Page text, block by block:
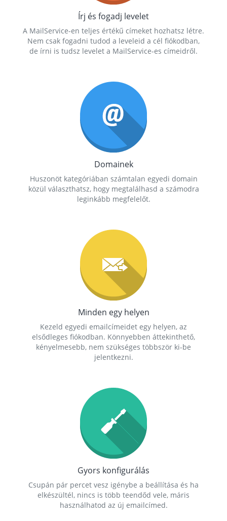
Írj és fogadj levelet
A MailService-en teljes értékű címeket hozhatsz létre.
Nem csak fogadni tudod a leveleid a cél fiókodban,
de írni is tudsz levelet a MailService-es címeidről.
Domainek
Huszonöt kategóriában számtalan egyedi domain
közül választhatsz, hogy megtalálhasd a számodra
leginkább megfelelőt.
Minden egy helyen
Kezeld egyedi emailcímeidet egy helyen, az
elsődleges fiókodban. Könnyebben áttekinthető,
kényelmesebb, nem szükséges többször ki-be
jelentkezni.
Gyors konfigurálás
Csupán pár percet vesz igénybe a beállítása és ha
elkészültél, nincs is több teendőd vele, máris
használhatod az új emailcímed.